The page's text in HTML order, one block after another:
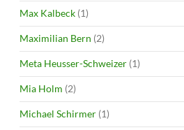
Max Kalbeck (1)
Maximilian Bern (2)
Meta Heusser-Schweizer (1)
Mia Holm (2)
Michael Schirmer (1)